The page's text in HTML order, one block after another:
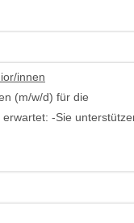
innen
(m/w/d) für die
-Sie